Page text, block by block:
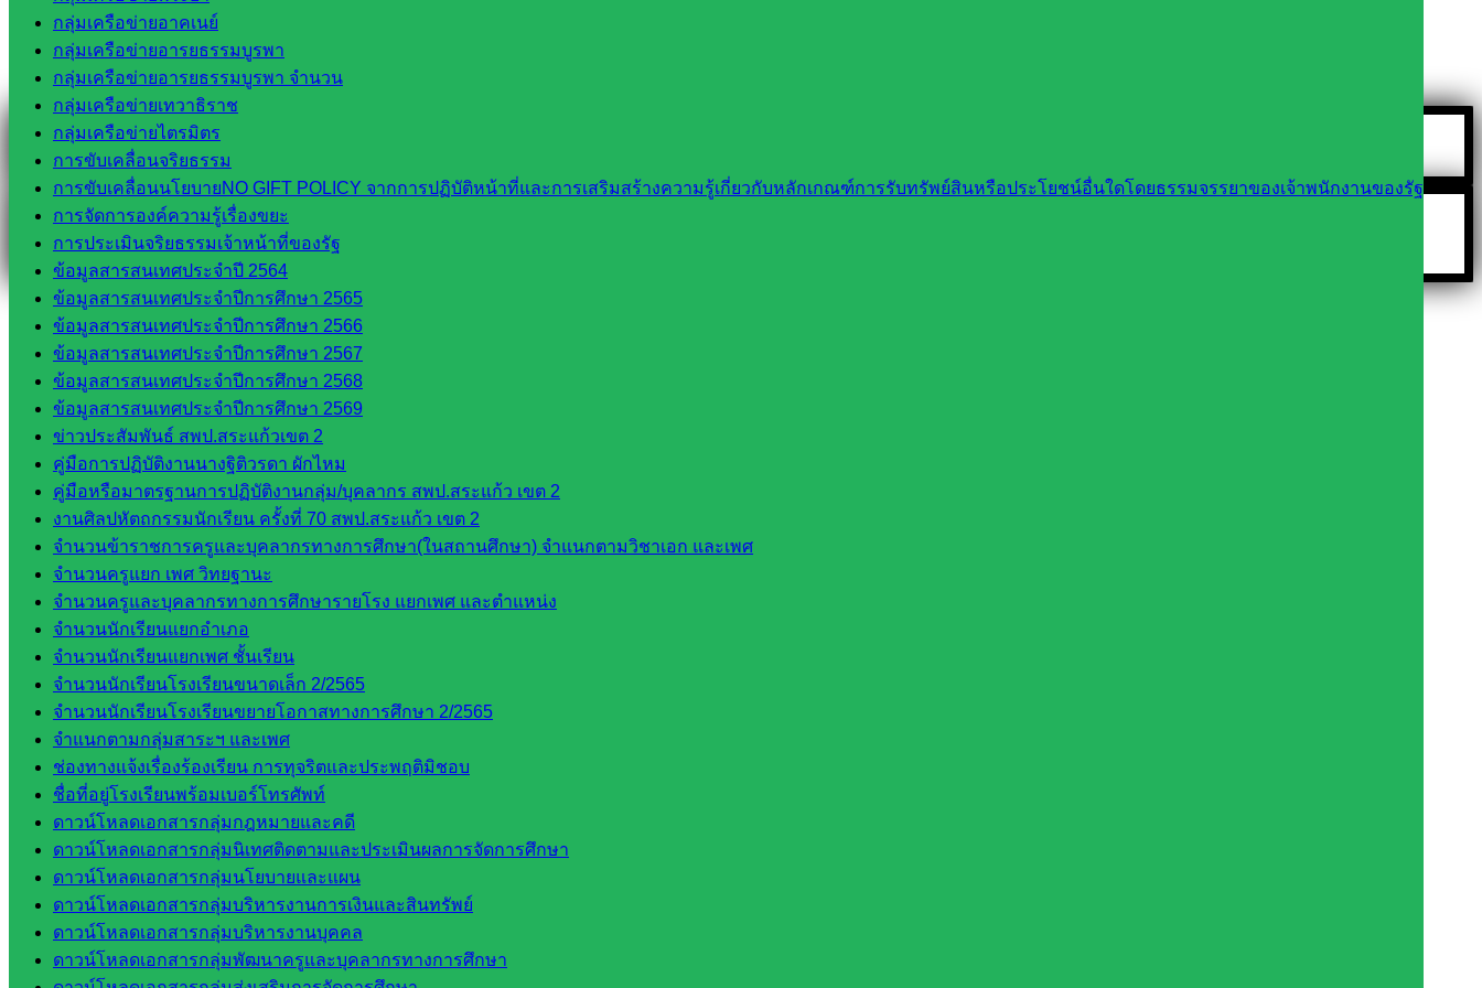
กลุ่มเครือข่ายอาคเนย์
กลุ่มเครือข่ายอารยธรรมบูรพา
กลุ่มเครือข่ายอารยธรรมบูรพา จำนวน
กลุ่มเครือข่ายเทวาธิราช
กลุ่มเครือข่ายไตรมิตร
การขับเคลื่อนจริยธรรม
การขับเคลื่อนนโยบายNO GIFT POLICY จากการปฏิบัติหน้าที่และการเสริมสร้างความรู้เกี่ยวกับหลักเกณฑ์การรับทรัพย์สินหรือประโยชน์อื่นใดโดยธรรมจรรยาของเจ้าพนักงานของรัฐ
การจัดการองค์ความรู้เรื่องขยะ
การประเมินจริยธรรมเจ้าหน้าที่ของรัฐ
ข้อมูลสารสนเทศประจำปี 2564
ข้อมูลสารสนเทศประจำปีการศึกษา 2565
ข้อมูลสารสนเทศประจำปีการศึกษา 2566
ข้อมูลสารสนเทศประจำปีการศึกษา 2567
ข้อมูลสารสนเทศประจำปีการศึกษา 2568
ข้อมูลสารสนเทศประจำปีการศึกษา 2569
ข่าวประสัมพันธ์ สพป.สระแก้วเขต 2
คู่มือการปฏิบัติงานนางฐิติวรดา ผักไหม
คู่มือหรือมาตรฐานการปฏิบัติงานกลุ่ม/บุคลากร สพป.สระแก้ว เขต 2
งานศิลปหัตถกรรมนักเรียน ครั้งที่ 70 สพป.สระแก้ว เขต 2
จำนวนข้าราชการครูและบุคลากรทางการศึกษา(ในสถานศึกษา) จำแนกตามวิชาเอก และเพศ
จำนวนครูแยก เพศ วิทยฐานะ
จำนวนครูและบุคลากรทางการศึกษารายโรง แยกเพศ และตำแหน่ง
จำนวนนักเรียนแยกอำเภอ
จำนวนนักเรียนแยกเพศ ชั้นเรียน
จำนวนนักเรียนโรงเรียนขนาดเล็ก 2/2565
จำนวนนักเรียนโรงเรียนขยายโอกาสทางการศึกษา 2/2565
จำแนกตามกลุ่มสาระฯ และเพศ
ช่องทางแจ้งเรื่องร้องเรียน การทุจริตและประพฤติมิชอบ
ชื่อที่อยู่โรงเรียนพร้อมเบอร์โทรศัพท์
ดาวน์โหลดเอกสารกลุ่มกฎหมายและคดี
ดาวน์โหลดเอกสารกลุ่มนิเทศติดตามและประเมินผลการจัดการศึกษา
ดาวน์โหลดเอกสารกลุ่มนโยบายและแผน
ดาวน์โหลดเอกสารกลุ่มบริหารงานการเงินและสินทรัพย์
ดาวน์โหลดเอกสารกลุ่มบริหารงานบุคคล
ดาวน์โหลดเอกสารกลุ่มพัฒนาครูและบุคลากรทางการศึกษา
Facebook